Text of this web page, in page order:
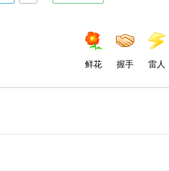
鲜花 握手 雷人